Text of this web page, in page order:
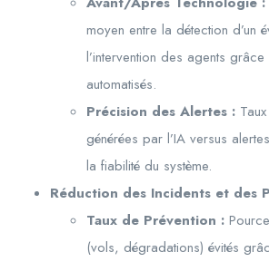
moyen entre la détection d’un
l’intervention des agents grâce
automatisés.
Précision des Alertes :
générées par l’IA versus
la fiabilité du système.
Réduction des Incidents et des
Taux de Prévention :
(vols, dégradations) évités